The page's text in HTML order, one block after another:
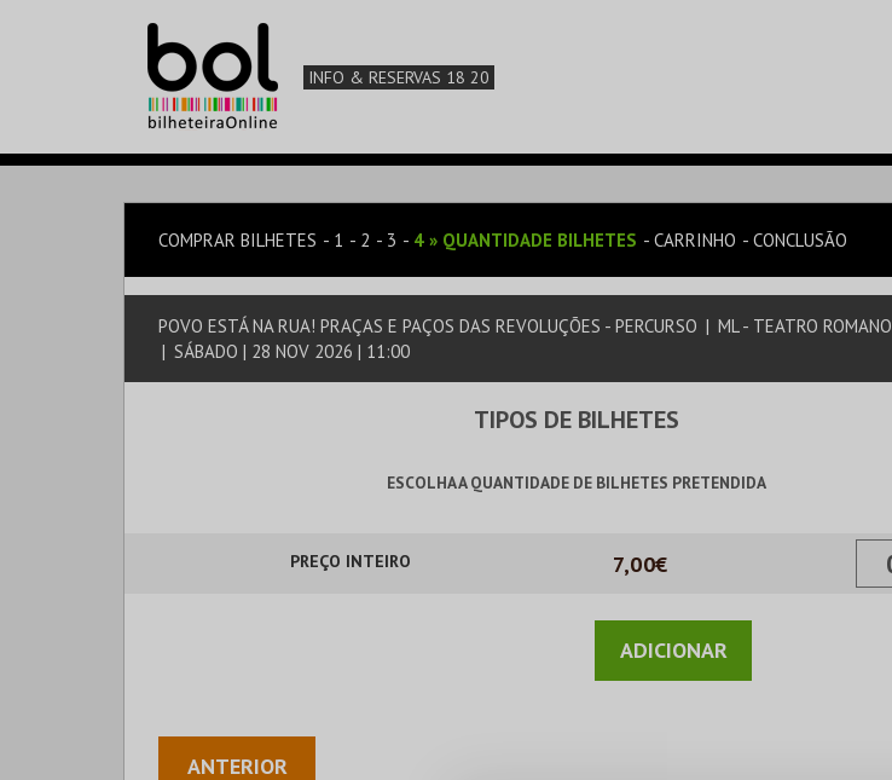
INFO & RESERVAS 18 20
COMPRAR BILHETES 1 2 3 4 » QUANTIDADE BILHETES CARRINHO CONCLUSÃO
POVO ESTÁ NA RUA! PRAÇAS E PAÇOS DAS REVOLUÇÕES - PERCURSO | ML - TEATRO ROMANO
| SÁBADO | 28 NOV 2026 | 11:00
TIPOS DE BILHETES
ESCOLHA A QUANTIDADE DE BILHETES PRETENDIDA
PREÇO INTEIRO 7,00€
ANTERIOR